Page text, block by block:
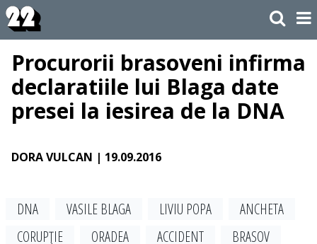
Procurorii brasoveni infirma
declaratiile lui Blaga date
presei la iesirea de la DNA
DORA VULCAN | 19.09.2016
DNA VASILE BLAGA LIVIU POPA
ANCHETA
CORUPŢIE
ORADEA ACCIDENT
BRASOV